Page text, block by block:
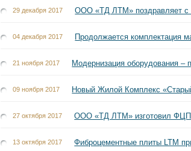
29 декабря 2017 ООО «ТД ЛТМ» поздравляет с
04 декабря 2017 Продолжается комплектация
21 ноября 2017 Модернизация оборудования –
09 ноября 2017 Новый Жилой Комплекс
27 октября 2017 ООО «ТД ЛТМ» изготовил
13 октября 2017 Фиброцементные плиты LTM